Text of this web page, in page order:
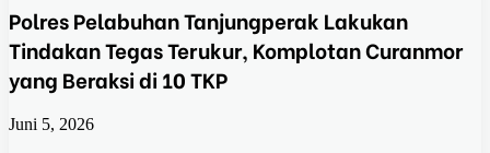
Polres Pelabuhan Tanjungperak Lakukan
Tindakan Tegas Terukur, Komplotan Curanmor
yang Beraksi di 10 TKP
Juni 5, 2026